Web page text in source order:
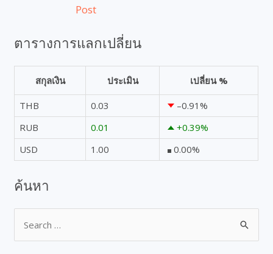
Post
ตารางการแลกเปลี่ยน
สกุลเงิน ประเมิน เปลี่ยน %
THB 0.03 –0.91%
RUB
0.01 +0.39%
USD
1.00 0.00%
ค้นหา